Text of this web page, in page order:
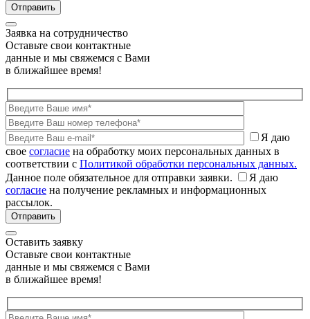
Заявка на сотрудничество
Оставьте свои контактные
данные и мы свяжемся с Вами
в ближайшее время!
Я даю
свое согласие на обработку моих персональных данных в
соответствии с Политикой обработки персональных данных.
Данное поле обязательное для отправки заявки.
Я даю
согласие на получение рекламных и информационных
рассылок.
Оставить заявку
Оставьте свои контактные
данные и мы свяжемся с Вами
в ближайшее время!